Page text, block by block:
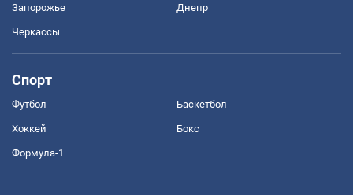
Запорожье Днепр
Черкассы
Спорт
Футбол Баскетбол
Хоккей Бокс
Формула-1